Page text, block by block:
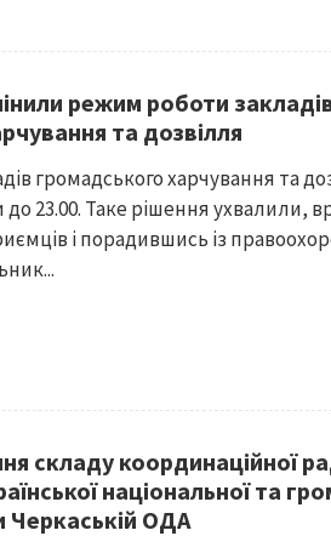
режим роботи
та дозвілля
громадського харчування та
23.00. Таке рішення ухвалили,
і порадившись із
складу координаційної
національної та
Черкаській ОДА